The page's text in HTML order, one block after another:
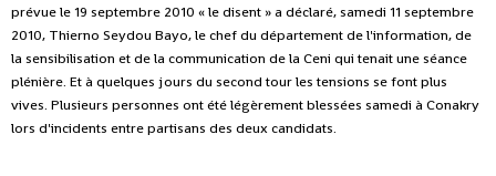
prévue le 19 septembre 2010 « le disent » a déclaré, samedi 11 septembre
2010, Thierno Seydou Bayo, le chef du département de l'information, de
la sensibilisation et de la communication de la Ceni qui tenait une séance
plénière. Et à quelques jours du second tour les tensions se font plus
vives. Plusieurs personnes ont été légèrement blessées samedi à Conakry
lors d'incidents entre partisans des deux candidats.